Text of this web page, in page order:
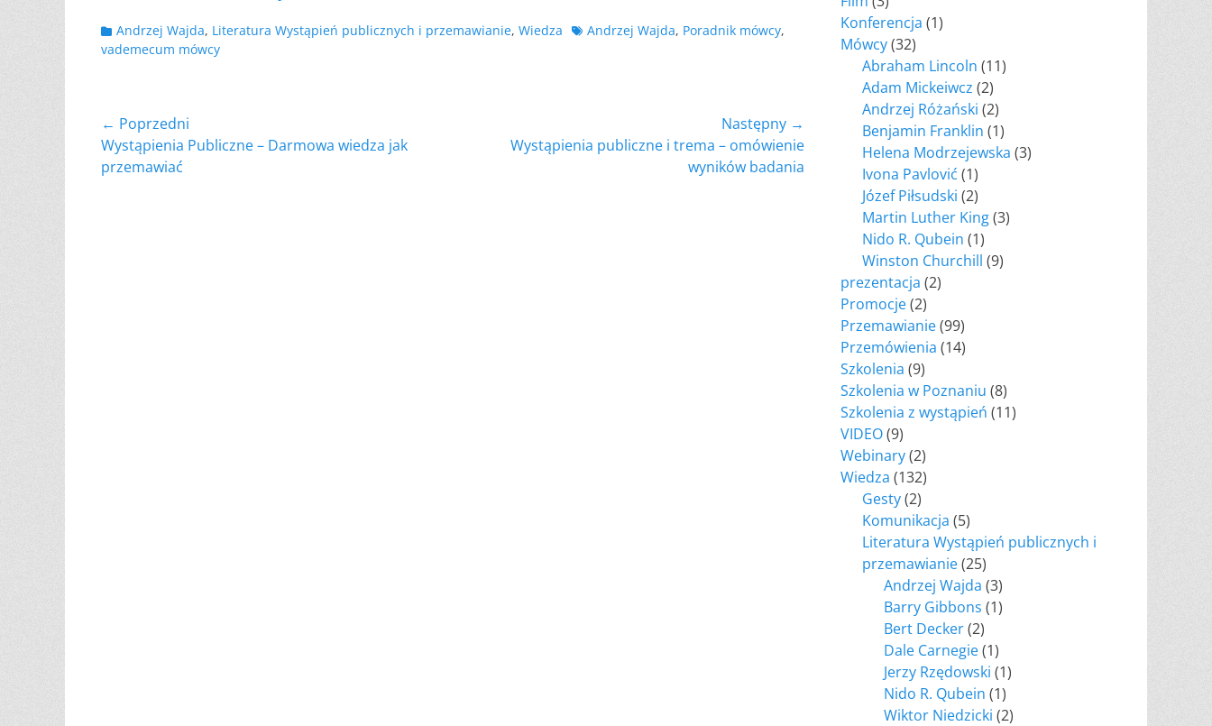
Kategorii
Andrzej Wajda, Literatura Wystąpień publicznych i przemawianie, Wiedza Tagów
Andrzej Wajda, Poradnik mówcy,
vademecum mówcy
Nawigacja
wpisu
← Poprzedni
Poprzedni
wpis:
Wystąpienia Publiczne – Darmowa wiedza jak
przemawiać
Następny →
NastępnyWystąpienia publiczne i trema – omówienie
wyników badania
Konferencja (1)
Mówcy(32)
Abraham Lincoln (11)
Adam Mickeiwcz (2)
Andrzej Różański (2)
Benjamin Franklin (1)
Helena Modrzejewska (3)
Ivona Pavlović (1)
Józef Piłsudski (2)
Martin Luther King(3)
Nido R. Qubein (1)
Winston Churchill (9)
prezentacja (2)
Promocje(2)
Przemawianie(99)
Przemówienia (14)
Szkolenia (9)
Szkolenia w Poznaniu (8)
Szkolenia z wystąpień (11)
VIDEO(9)
Webinary(2)
Wiedza (132)
Gesty(2)
Komunikacja (5)
Literatura Wystąpień publicznych i
przemawianie(25)
Andrzej Wajda (3)
Barry Gibbons (1)
Bert Decker(2)
Dale Carnegie(1)
Jerzy Rzędowski (1)
Nido R. Qubein (1)
Wiktor Niedzicki (2)